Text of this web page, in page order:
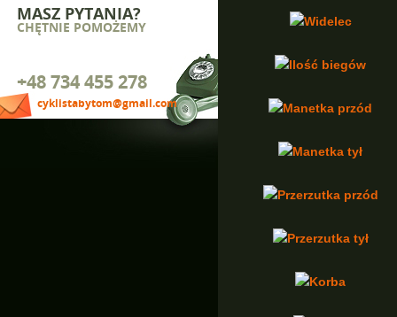
MASZ PYTANIA?
CHĘTNIE POMOŻEMY
+48 734 455 278
cyklistabytom@gmail.com
Widelec
Ilość biegów
Manetka przód
Manetka tył
Przerzutka przód
Przerzutka tył
Korba